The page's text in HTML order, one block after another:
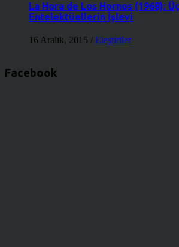
La Hora de Los Hornos (1968):
Entelektüellerin İşlevi
16 Aralık, 2015 / Eleştiriler
Facebook